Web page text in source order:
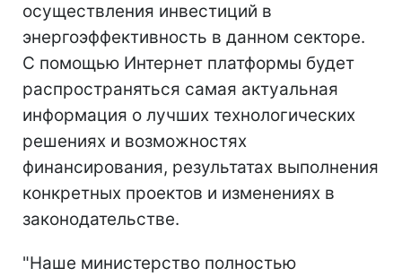
осуществления инвестиций в
энергоэффективность в данном секторе.
С помощью Интернет платформы будет
распространяться самая актуальная
информация о лучших технологических
решениях и возможностях
финансирования, результатах выполнения
конкретных проектов и изменениях в
законодательстве.
"Наше министерство полностью